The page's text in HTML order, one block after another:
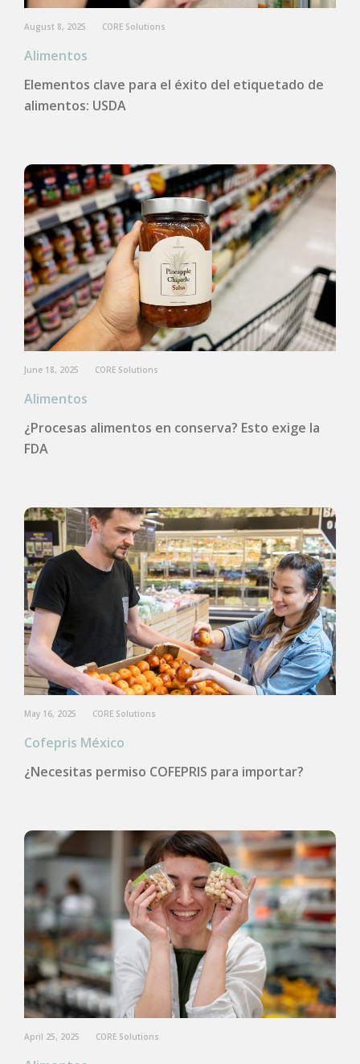
August 8, 2025 CORE Solutions
Alimentos
Elementos clave para el éxito del etiquetado de
alimentos: USDA
June 18, 2025 CORE Solutions
Alimentos
¿Procesas alimentos en conserva? Esto exige la
FDA
May 16, 2025 CORE Solutions
Cofepris México
¿Necesitas permiso COFEPRIS para importar?
April 25, 2025 CORE Solutions